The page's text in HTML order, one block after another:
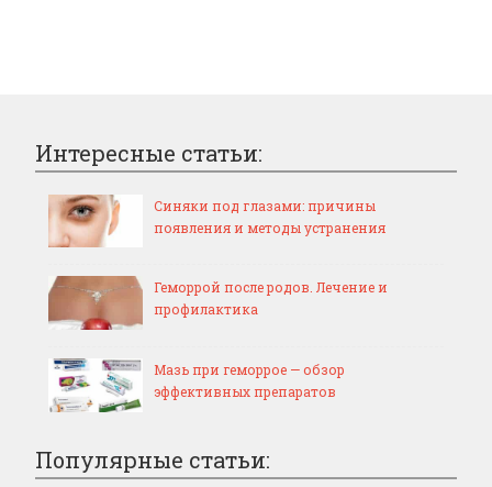
Интересные статьи:
Синяки под глазами: причины
появления и методы устранения
Геморрой после родов. Лечение и
профилактика
Мазь при геморрое — обзор
эффективных препаратов
Популярные статьи: